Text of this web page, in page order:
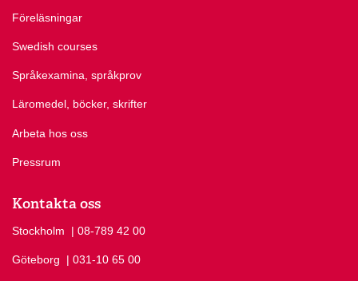
Föreläsningar
Swedish courses
Språkexamina, språkprov
Läromedel, böcker, skrifter
Arbeta hos oss
Pressrum
Kontakta oss
Stockholm Ring Stockholm på
| 08-789 42 00
Göteborg Ring Göteborg på
| 031-10 65 00